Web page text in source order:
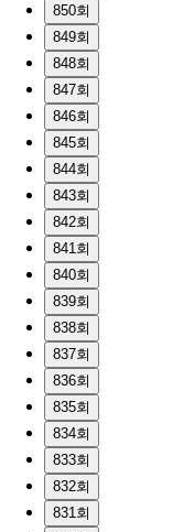
850회
849회
848회
847회
846회
845회
844회
843회
842회
841회
840회
839회
838회
837회
836회
835회
834회
833회
832회
831회